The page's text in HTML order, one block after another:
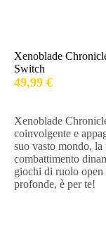
Xenoblade
Switch
49,99 €
Xenoblade
coinvolgente e
suo vasto mondo,
combattimento
giochi di ruolo
profonde, è per te!